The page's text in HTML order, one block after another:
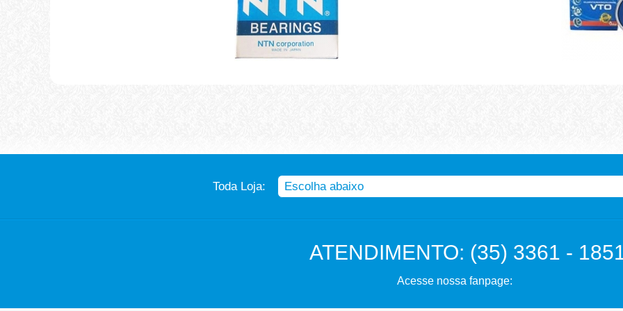
Toda Loja:
ATENDIMENTO: (35) 3361 -
Acesse nossa fanpage: